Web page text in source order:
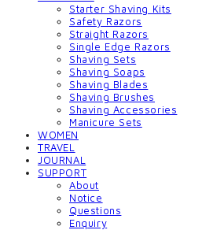
Starter Shaving Kits
Safety Razors
Straight Razors
Single Edge Razors
Shaving Sets
Shaving Soaps
Shaving Blades
Shaving Brushes
Shaving Accessories
Manicure Sets
WOMEN
TRAVEL
JOURNAL
SUPPORT
About
Notice
Questions
Enquiry